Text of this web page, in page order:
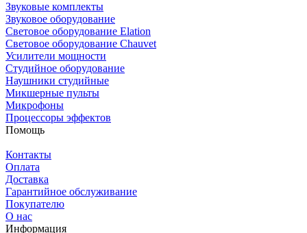
Звуковые комплекты
Звуковое оборудование
Световое оборудование Elation
Cветовое оборудование Chauvet
Усилители мощности
Студийное оборудование
Наушники студийные
Микшерные пульты
Микрофоны
Процессоры эффектов
Помощь
Контакты
Оплата
Доставка
Гарантийное обслуживание
Покупателю
О нас
Информация